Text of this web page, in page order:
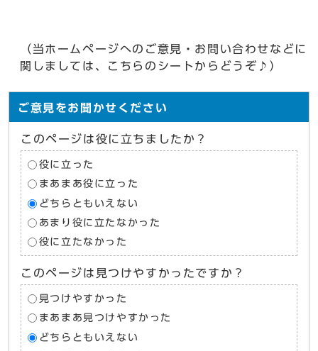
（当ホームページへのご意見・お問い合わせなどに
関しましては、こちらのシートからどうぞ♪）
ご意見をお聞かせください
このページは役に立ちましたか？
役に立った
まあまあ役に立った
どちらともいえない
あまり役に立たなかった
役に立たなかった
このページは見つけやすかったですか？
見つけやすかった
まあまあ見つけやすかった
どちらともいえない